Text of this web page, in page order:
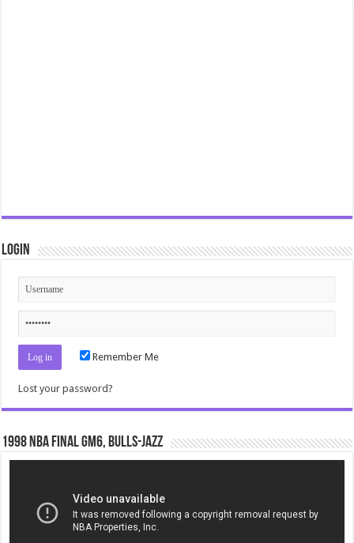
Login
Remember Me
Lost your password?
1998 NBA Final gm6, Bulls-Jazz